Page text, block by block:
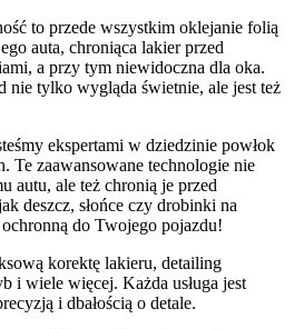
to przede wszystkim oklejanie folią
auta, chroniąca lakier przed
a przy tym niewidoczna dla oka.
nie tylko wygląda świetnie, ale jest też
ekspertami w dziedzinie powłok
Te zaawansowane technologie nie
autu, ale też chronią je przed
deszcz, słońce czy drobinki na
do Twojego pojazdu!
korektę lakieru, detailing
i wiele więcej. Każda usługa jest
i dbałością o detale.